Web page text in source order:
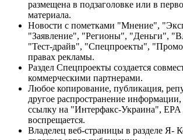
размещена в подзаголовке или в
материала.
Новости с пометками "Мнение",
"Заявление", "Регионы", "Деньги",
"Тест-драйв", "Спецпроекты",
правах рекламы.
Раздел Спецпроекты создается
коммерческими партнерами.
Любое копирование, публикация,
другое распространение
ссылку на "Интерфакс-Украина", EPA
воспрещается.
Владелец веб-страницы в разделе Я-